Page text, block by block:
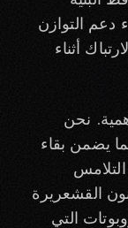
دعم التوازن
أثناء
نحن
يضمن بقاء
القشعريرة
التي